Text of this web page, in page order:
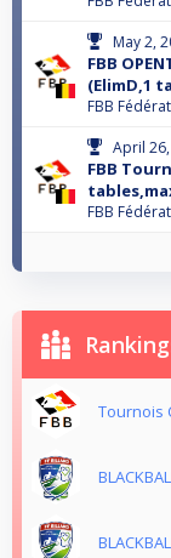
May 2,
FBB
(ElimD,1
FBB
April
FBB
tables,max
FBB
Tournois